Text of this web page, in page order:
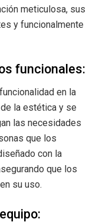
meticulosa, sus
y funcionalmente
funcionales:
en la
la estética y se
las necesidades
que los
con la
que los
su uso.